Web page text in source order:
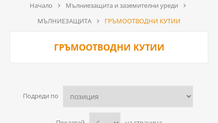
Начало
Мълниезащита и заземителни уреди
МЪЛНИЕЗАЩИТА
ГРЪМООТВОДНИ КУТИИ
ГРЪМООТВОДНИ КУТИИ
Подреди по